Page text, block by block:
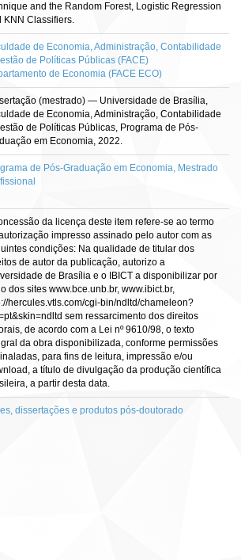
and the Random Forest, Logistic Regression
KNN Classifiers.
de Economia, Administração, Contabilidade
de Políticas Públicas (FACE)
de Economia (FACE ECO)
(mestrado) — Universidade de Brasília,
de Economia, Administração, Contabilidade
de Políticas Públicas, Programa de Pós-
em Economia, 2022.
de Pós-Graduação em Economia, Mestrado
da licença deste item refere-se ao termo
impresso assinado pelo autor com as
condições: Na qualidade de titular dos
de autor da publicação, autorizo a
de Brasília e o IBICT a disponibilizar por
dos sites www.bce.unb.br, www.ibict.br,
hercules.vtls.com/cgi-bin/ndltd/chameleon?
sem ressarcimento dos direitos
de acordo com a Lei nº 9610/98, o texto
da obra disponibilizada, conforme permissões
para fins de leitura, impressão e/ou
a título de divulgação da produção científica
a partir desta data.
dissertações e produtos pós-doutorado